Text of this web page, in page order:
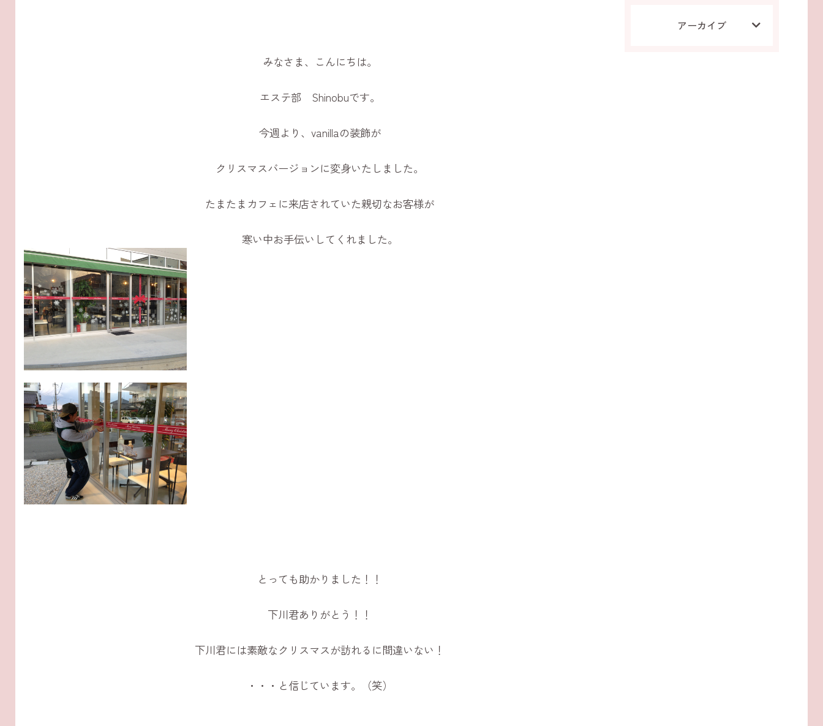
みなさま、こんにちは。
エステ部 Shinobuです。
今週より、vanillaの装飾が
クリスマスバージョンに変身いたしました。
たまたまカフェに来店されていた親切なお客様が
寒い中お手伝いしてくれました。
とっても助かりました！！
下川君ありがとう！！
下川君には素敵なクリスマスが訪れるに間違いない！
・・・と信じています。（笑）
アーカイブ